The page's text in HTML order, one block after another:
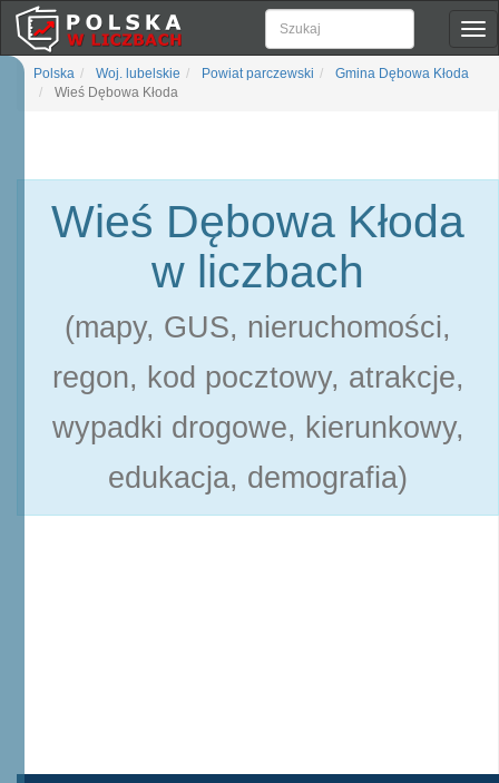
Polska Woj. lubelskie Powiat parczewski
Gmina Dębowa Kłoda
Wieś Dębowa Kłoda
Wieś Dębowa Kłoda
w liczbach
(mapy, GUS, nieruchomości,
regon, kod pocztowy, atrakcje,
wypadki drogowe, kierunkowy,
edukacja, demografia)